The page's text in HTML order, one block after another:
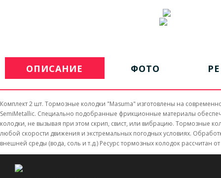
ОПИСАНИЕ ФОТО
Комплект 2 шт. Тормозные колодки "Masuma" изготовлены на
SemiMetallic. Специально подобранные фрикционные материалы
колодки, не вызывая при этом скрип, свист, или вибрацию. Тормозные
любой скорости движения и экстремальных погодных условиях.
внешней среды (вода, соль и т.д.) Ресурс тормозных колодок рассчитан